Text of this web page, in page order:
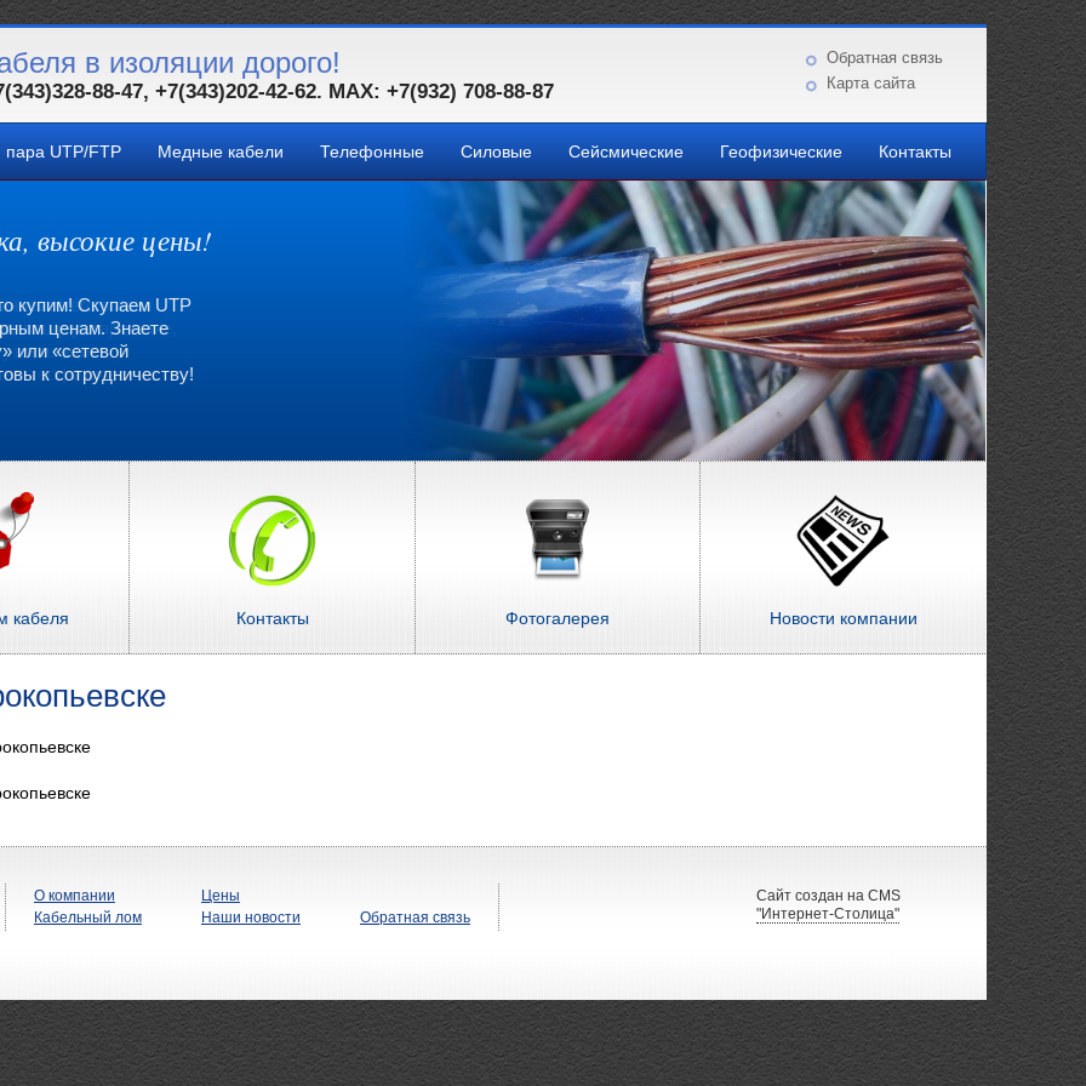
в изоляции дорого!
88-47, +7(343)202-42-62. MAX: +7(932) 708-88-87
Обратная связь
Карта сайта
высокие цены!
купим! Скупаем UTP
ценам. Знаете
или «сетевой
к сотрудничеству!
высокие цены!
его в наш
ваши устаревшие,
и геофизические
пара UTP/FTP Медные кабели Телефонные Силовые Сейсмические Геофизические Контакты
кабеля Контакты Фотогалерея Новости компании
О компании
Кабельный лом
Цены
Наши новости
Обратная связь
Сайт создан на CMS
"Интернет-Столица"